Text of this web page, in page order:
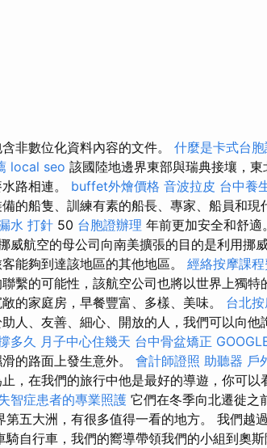
非數位化資料內容的文件。 什麼是卡式台胞
local seo 該國陸地邊界東部與瑞典接壤，
路相連。 buffet外燴價格 音波拉皮 台中養
的船隻、訓練有素的船長、專家、船員和現
水 打針 50 台胞證辦理 年前更加安全和舒適
威航空的母公司向南美擴張的目的是利用挪
能夠到達該地區的其他地區。 經絡按摩課
繫的可能性，該航空公司也將以世界上獨
的家庭房，早餐豐富、多樣、美味。 台北
人、友善、細心、開放的人，我們可以向他
多久 月子中心住幾天 台中骨盆矯正
的路面上發生意外。 會計師證照 助聽器 戶
，在我們的旅行中他是最好的導遊，你可以
智症患者的專業照護 它們在冬季向北遷徙之
第五大洲，有很多值得一看的地方。 我們越
騎自行車，我們的嚮導帶領我們的小組到奧